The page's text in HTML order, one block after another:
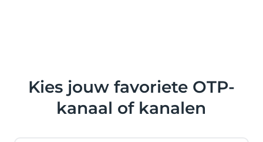
Kies jouw favoriete OTP-
kanaal of kanalen